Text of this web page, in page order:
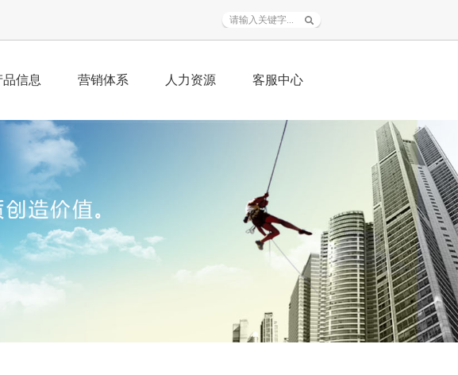
品信息 营销体系
工程业绩
人力资源 客服中心
资料下载
常见问题
在线服务
联系我们